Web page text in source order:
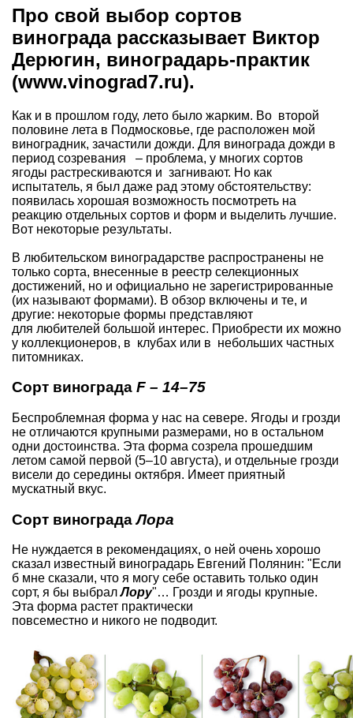
Про свой выбор сортов
винограда рассказывает Виктор
Дерюгин, виноградарь-практик
(www.vinograd7.ru).
Как и в прошлом году, лето было жарким. Во второй
половине лета в Подмосковье, где расположен мой
виноградник, зачастили дожди. Для винограда дожди в
период созревания – проблема, у многих сортов
ягоды растрескиваются и загнивают. Но как
испытатель, я был даже рад этому обстоятельству:
появилась хорошая возможность посмотреть на
реакцию отдельных сортов и форм и выделить лучшие.
Вот некоторые результаты.
В любительском виноградарстве распространены не
только сорта, внесенные в реестр селекционных
достижений, но и официально не зарегистрированные
(их называют формами). В обзор включены и те, и
другие: некоторые формы представляют
для любителей большой интерес. Приобрести их можно
у коллекционеров, в клубах или в небольших частных
питомниках.
Сорт винограда F – 14–75
Беспроблемная форма у нас на севере. Ягоды и грозди
не отличаются крупными размерами, но в остальном
одни достоинства. Эта форма созрела прошедшим
летом самой первой (5–10 августа), и отдельные грозди
висели до середины октября. Имеет приятный
мускатный вкус.
Сорт виноградаЛора
Не нуждается в рекомендациях, о ней очень хорошо
сказал известный виноградарь Евгений Полянин: "Если
б мне сказали, что я могу себе оставить только один
сорт, я бы выбралЛору"… Грозди и ягоды крупные.
Эта форма растет практически
повсеместно и никого не подводит.